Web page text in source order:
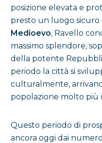
posizione elevata e
presto un luogo sicuro
Medioevo, Ravello
massimo splendore,
della potente
periodo la città si
culturalmente,
popolazione molto più
Questo periodo di
ancora oggi dai